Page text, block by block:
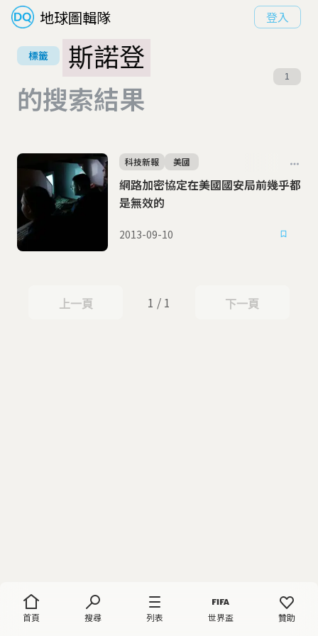
地球圖輯隊 登入
首頁 搜尋 列表 世界盃 贊助
標籤
斯諾登
的搜索結果
1
網路加密協定在美國國安局前幾乎都
是無效的
科技新報 美國
2013-09-10
上一頁
上一頁 1 / 1 下一頁
下一頁